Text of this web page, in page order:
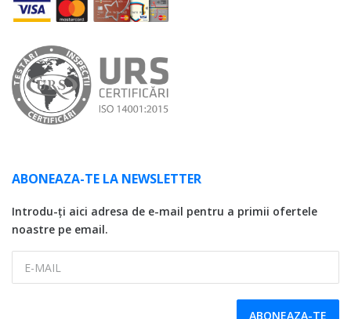
ABONEAZA-TE LA NEWSLETTER
Introdu-ți aici adresa de e-mail pentru a primii ofertele
noastre pe email.
ABONEAZA-TE